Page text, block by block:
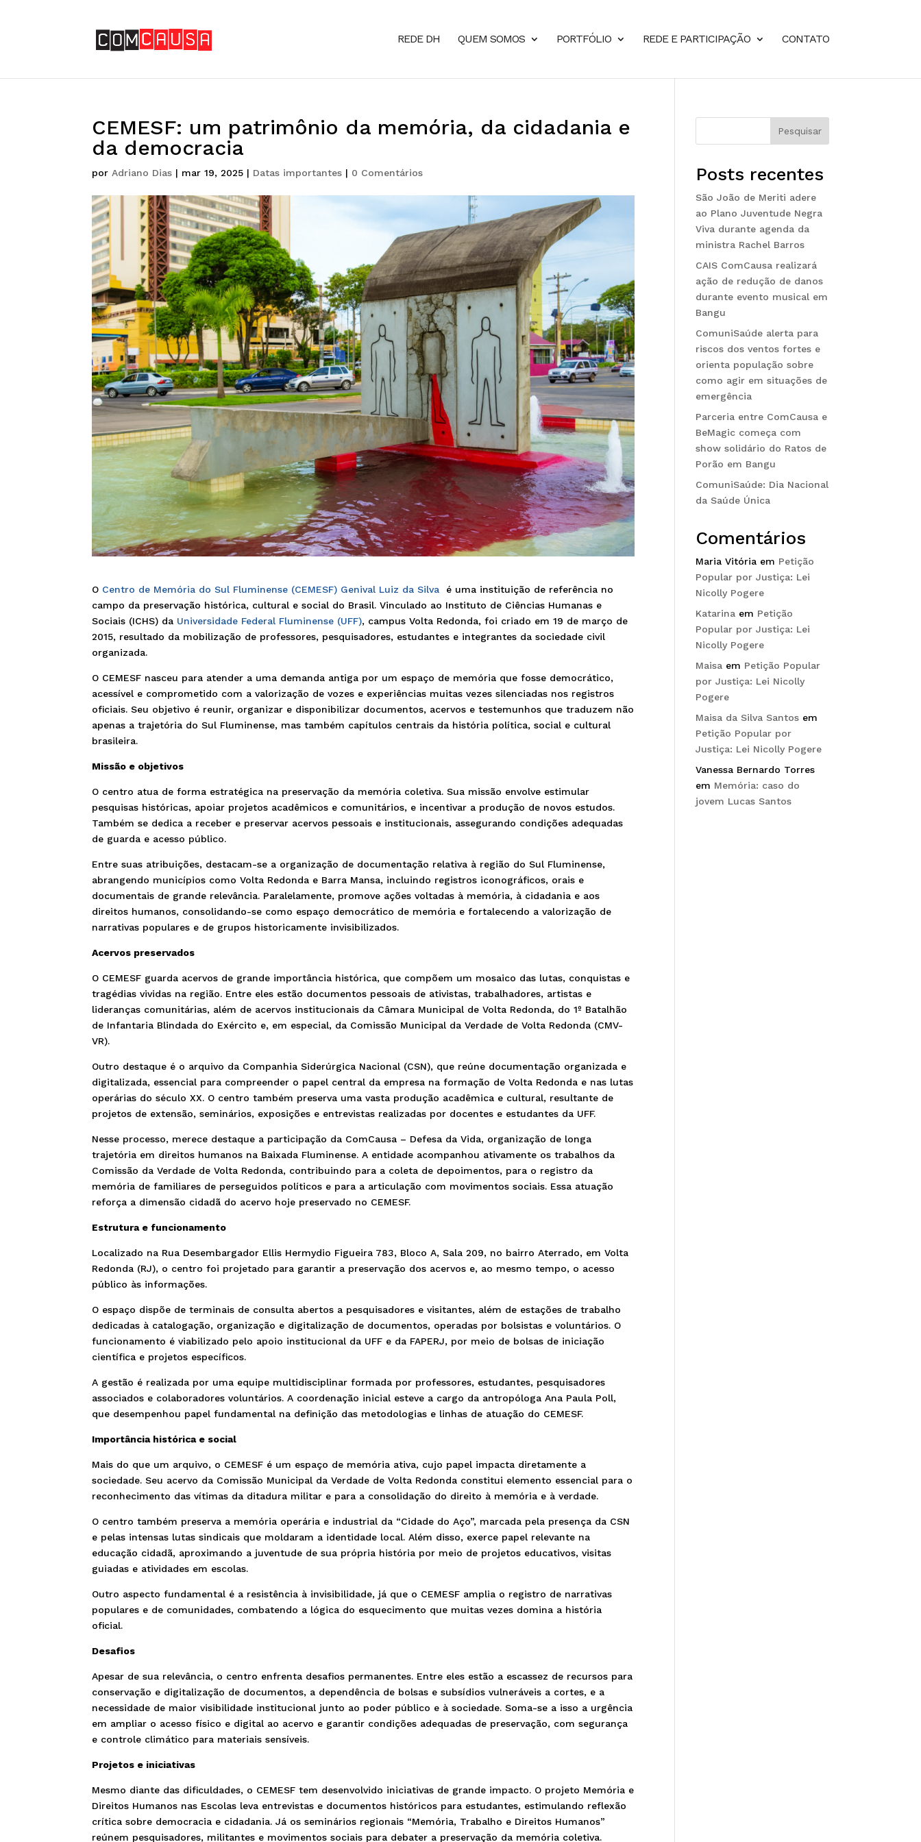
REDE DH QUEM SOMOS PORTFÓLIO REDE E PARTICIPAÇÃO CONTATO
CEMESF: um patrimônio da memória, da cidadania e
da democracia
por Adriano Dias | mar 19, 2025 | Datas importantes | 0 Comentários
O Centro de Memória do Sul Fluminense (CEMESF) Genival Luiz da Silva é uma instituição de referência no
campo da preservação histórica, cultural e social do Brasil. Vinculado ao Instituto de Ciências Humanas e
Sociais (ICHS) da Universidade Federal Fluminense (UFF), campus Volta Redonda, foi criado em 19 de março de
2015, resultado da mobilização de professores, pesquisadores, estudantes e integrantes da sociedade civil
organizada.
O CEMESF nasceu para atender a uma demanda antiga por um espaço de memória que fosse democrático,
acessível e comprometido com a valorização de vozes e experiências muitas vezes silenciadas nos registros
oficiais. Seu objetivo é reunir, organizar e disponibilizar documentos, acervos e testemunhos que traduzem não
apenas a trajetória do Sul Fluminense, mas também capítulos centrais da história política, social e cultural
brasileira.
Missão e objetivos
O centro atua de forma estratégica na preservação da memória coletiva. Sua missão envolve estimular
pesquisas históricas, apoiar projetos acadêmicos e comunitários, e incentivar a produção de novos estudos.
Também se dedica a receber e preservar acervos pessoais e institucionais, assegurando condições adequadas
de guarda e acesso público.
Entre suas atribuições, destacam-se a organização de documentação relativa à região do Sul Fluminense,
abrangendo municípios como Volta Redonda e Barra Mansa, incluindo registros iconográficos, orais e
documentais de grande relevância. Paralelamente, promove ações voltadas à memória, à cidadania e aos
direitos humanos, consolidando-se como espaço democrático de memória e fortalecendo a valorização de
narrativas populares e de grupos historicamente invisibilizados.
Acervos preservados
O CEMESF guarda acervos de grande importância histórica, que compõem um mosaico das lutas, conquistas e
tragédias vividas na região. Entre eles estão documentos pessoais de ativistas, trabalhadores, artistas e
lideranças comunitárias, além de acervos institucionais da Câmara Municipal de Volta Redonda, do 1º Batalhão
de Infantaria Blindada do Exército e, em especial, da Comissão Municipal da Verdade de Volta Redonda (CMV-
VR).
Outro destaque é o arquivo da Companhia Siderúrgica Nacional (CSN), que reúne documentação organizada e
digitalizada, essencial para compreender o papel central da empresa na formação de Volta Redonda e nas lutas
operárias do século XX. O centro também preserva uma vasta produção acadêmica e cultural, resultante de
projetos de extensão, seminários, exposições e entrevistas realizadas por docentes e estudantes da UFF.
Nesse processo, merece destaque a participação da ComCausa – Defesa da Vida, organização de longa
trajetória em direitos humanos na Baixada Fluminense. A entidade acompanhou ativamente os trabalhos da
Comissão da Verdade de Volta Redonda, contribuindo para a coleta de depoimentos, para o registro da
memória de familiares de perseguidos políticos e para a articulação com movimentos sociais. Essa atuação
reforça a dimensão cidadã do acervo hoje preservado no CEMESF.
Estrutura e funcionamento
Localizado na Rua Desembargador Ellis Hermydio Figueira 783, Bloco A, Sala 209, no bairro Aterrado, em Volta
Redonda (RJ), o centro foi projetado para garantir a preservação dos acervos e, ao mesmo tempo, o acesso
público às informações.
O espaço dispõe de terminais de consulta abertos a pesquisadores e visitantes, além de estações de trabalho
dedicadas à catalogação, organização e digitalização de documentos, operadas por bolsistas e voluntários. O
funcionamento é viabilizado pelo apoio institucional da UFF e da FAPERJ, por meio de bolsas de iniciação
científica e projetos específicos.
A gestão é realizada por uma equipe multidisciplinar formada por professores, estudantes, pesquisadores
associados e colaboradores voluntários. A coordenação inicial esteve a cargo da antropóloga Ana Paula Poll,
que desempenhou papel fundamental na definição das metodologias e linhas de atuação do CEMESF.
Importância histórica e social
Mais do que um arquivo, o CEMESF é um espaço de memória ativa, cujo papel impacta diretamente a
sociedade. Seu acervo da Comissão Municipal da Verdade de Volta Redonda constitui elemento essencial para o
reconhecimento das vítimas da ditadura militar e para a consolidação do direito à memória e à verdade.
O centro também preserva a memória operária e industrial da “Cidade do Aço”, marcada pela presença da CSN
e pelas intensas lutas sindicais que moldaram a identidade local. Além disso, exerce papel relevante na
educação cidadã, aproximando a juventude de sua própria história por meio de projetos educativos, visitas
guiadas e atividades em escolas.
Outro aspecto fundamental é a resistência à invisibilidade, já que o CEMESF amplia o registro de narrativas
populares e de comunidades, combatendo a lógica do esquecimento que muitas vezes domina a história
oficial.
Desafios
Apesar de sua relevância, o centro enfrenta desafios permanentes. Entre eles estão a escassez de recursos para
conservação e digitalização de documentos, a dependência de bolsas e subsídios vulneráveis a cortes, e a
necessidade de maior visibilidade institucional junto ao poder público e à sociedade. Soma-se a isso a urgência
em ampliar o acesso físico e digital ao acervo e garantir condições adequadas de preservação, com segurança
e controle climático para materiais sensíveis.
Projetos e iniciativas
Mesmo diante das dificuldades, o CEMESF tem desenvolvido iniciativas de grande impacto. O projeto Memória e
Direitos Humanos nas Escolas leva entrevistas e documentos históricos para estudantes, estimulando reflexão
crítica sobre democracia e cidadania. Já os seminários regionais “Memória, Trabalho e Direitos Humanos”
reúnem pesquisadores, militantes e movimentos sociais para debater a preservação da memória coletiva.
Pesquisar
Posts recentes
São João de Meriti adere
ao Plano Juventude Negra
Viva durante agenda da
ministra Rachel Barros
CAIS ComCausa realizará
ação de redução de danos
durante evento musical em
Bangu
ComuniSaúde alerta para
riscos dos ventos fortes e
orienta população sobre
como agir em situações de
emergência
Parceria entre ComCausa e
BeMagic começa com
show solidário do Ratos de
Porão em Bangu
ComuniSaúde: Dia Nacional
da Saúde Única
Comentários
Maria Vitória em Petição
Popular por Justiça: Lei
Nicolly Pogere
Katarina em Petição
Popular por Justiça: Lei
Nicolly Pogere
Maisa em Petição Popular
por Justiça: Lei Nicolly
Pogere
Maisa da Silva Santos em
Petição Popular por
Justiça: Lei Nicolly Pogere
Vanessa Bernardo Torres
em Memória: caso do
jovem Lucas Santos